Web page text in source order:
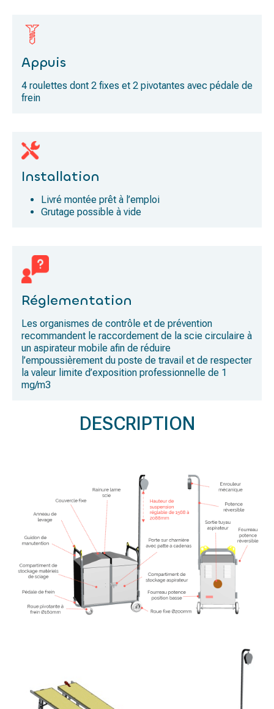
Appuis
4 roulettes dont 2 fixes et 2 pivotantes avec pédale de
frein
Installation
Livré montée prêt à l’emploi
Grutage possible à vide
Réglementation
Les organismes de contrôle et de prévention
recommandent le raccordement de la scie circulaire à
un aspirateur mobile afin de réduire
l’empoussièrement du poste de travail et de respecter
la valeur limite d’exposition professionnelle de 1
mg/m3
DESCRIPTION